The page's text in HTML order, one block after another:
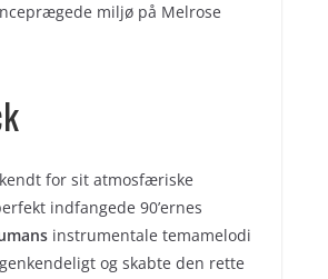
miljø på Melrose
for sit atmosfæriske
indfangede 90’ernes
instrumentale temamelodi
og skabte den rette